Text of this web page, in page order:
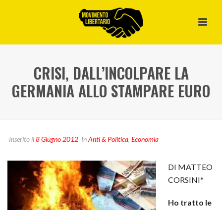
CRISI, DALL’INCOLPARE LA
GERMANIA ALLO STAMPARE EURO
Inserito il8 Giugno 2012 InAnti & Politica, Economia
DI MATTEO
CORSINI*
Ho tratto le